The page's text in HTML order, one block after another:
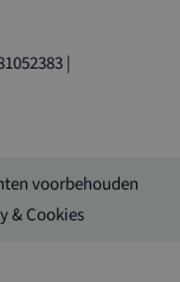
|
voorbehouden
& Cookies